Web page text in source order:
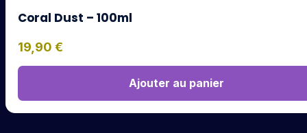
Coral Dust – 100ml
19,90 €
Ajouter au panier